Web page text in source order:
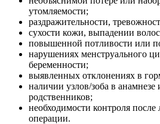
утомляемости;
раздражительности,
сухости кожи, выпадении
повышенной потливости или
нарушениях менструального
беременности;
выявленных отклонениях в
наличии узлов/зоба в анамнезе
родственников;
необходимости контроля
операции.